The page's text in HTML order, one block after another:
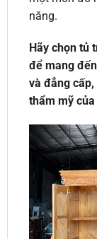
năng.
Hãy chọn tủ
để mang
và đẳng
thẩm mỹ